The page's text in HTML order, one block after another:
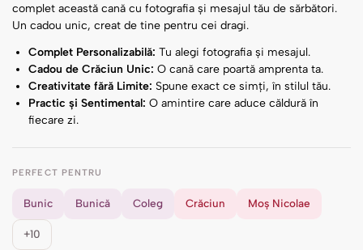
complet această cană cu fotografia și mesajul tău de sărbători.
Un cadou unic, creat de tine pentru cei dragi.
Complet Personalizabilă: Tu alegi fotografia și mesajul.
Cadou de Crăciun Unic: O cană care poartă amprenta ta.
Creativitate fără Limite: Spune exact ce simți, în stilul tău.
Practic și Sentimental: O amintire care aduce căldură în
fiecare zi.
PERFECT PENTRU
Bunic Bunică Coleg Crăciun Moș Nicolae
+10